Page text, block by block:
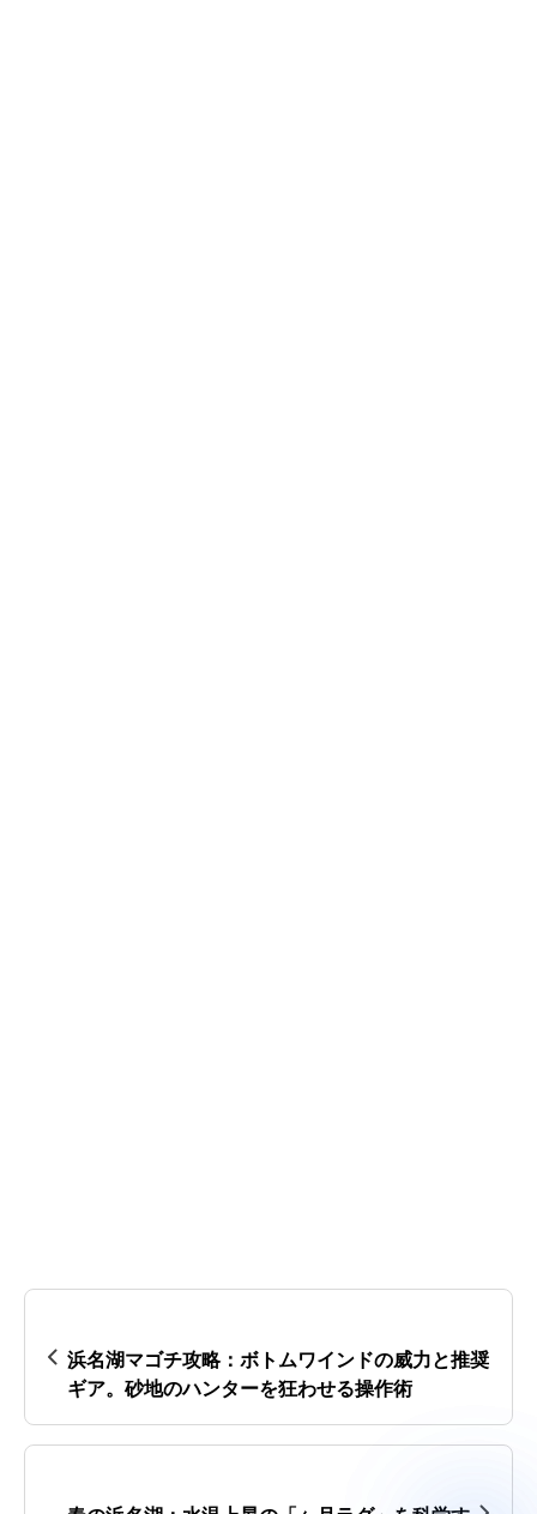
浜名湖マゴチ攻略：ボトムワインドの威力と推奨
ギア。砂地のハンターを狂わせる操作術